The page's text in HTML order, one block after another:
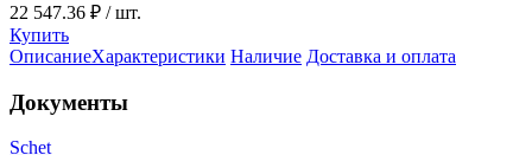
22 547.36 ₽ / шт.
Купить
ОписаниеХарактеристики Наличие Доставка и оплата
Документы
Schet